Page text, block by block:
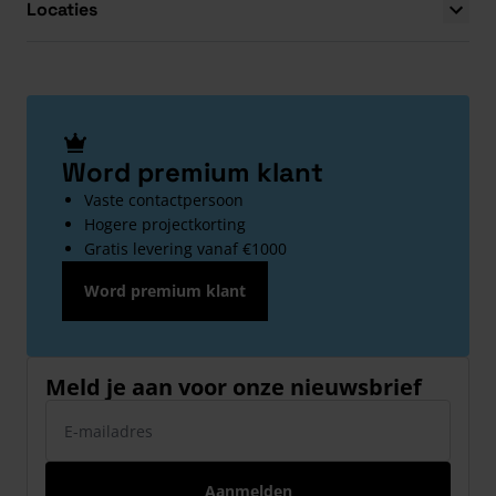
Locaties
Word premium klant
Vaste contactpersoon
Hogere projectkorting
Gratis levering vanaf €1000
Word premium klant
Meld je aan voor onze nieuwsbrief
Aanmelden